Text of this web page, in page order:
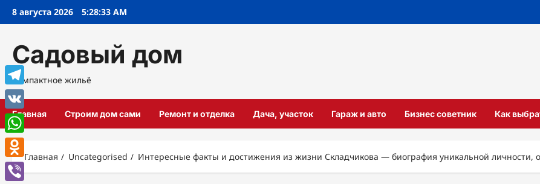
Перейти
8 августа 2026 5:28:34 AM
Садовый дом
Компактное жильё
Главная Строим дом сами Ремонт и отделка Дача, участок Гараж и авто Бизнес советник Как
Главная Uncategorised Интересные факты и достижения из жизни Складчикова — биография уникальной личности,
Telegram
VK
WhatsApp
Odnoklassniki